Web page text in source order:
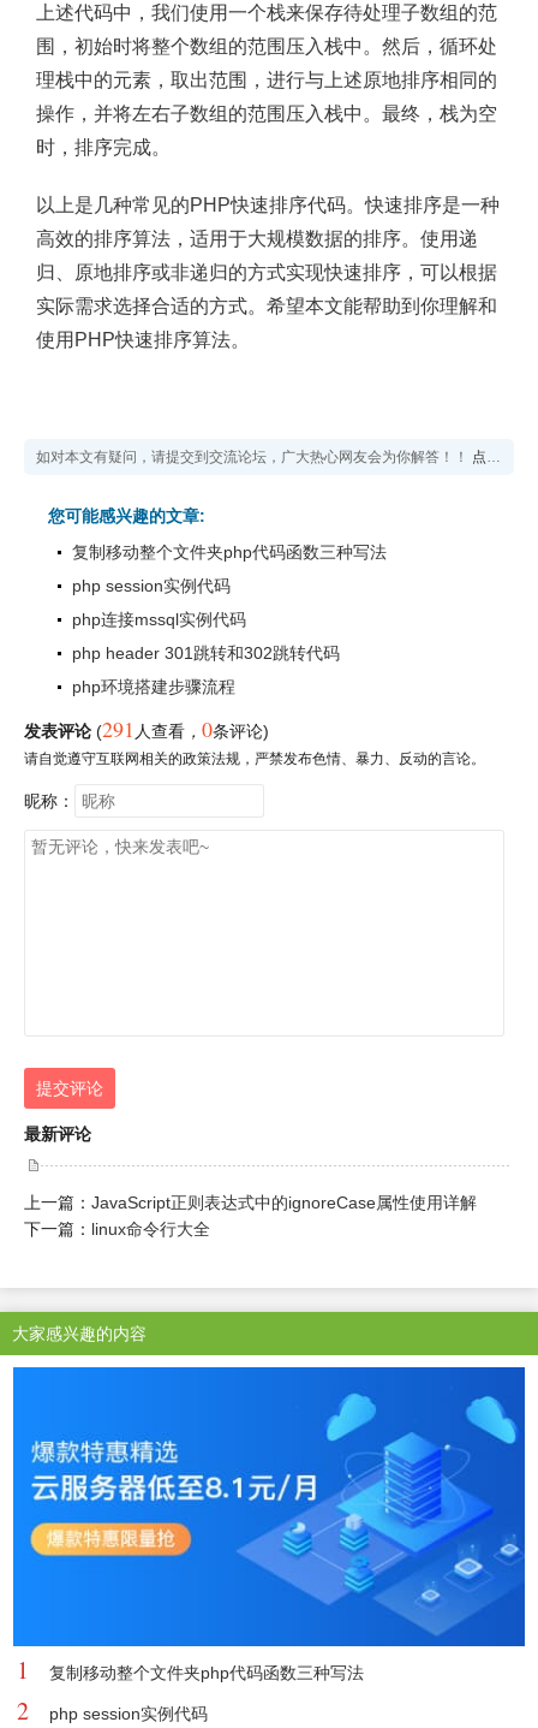
上述代码中，我们使用一个栈来保存待处理子数组的范
围，初始时将整个数组的范围压入栈中。然后，循环处
理栈中的元素，取出范围，进行与上述原地排序相同的
操作，并将左右子数组的范围压入栈中。最终，栈为空
时，排序完成。
以上是几种常见的PHP快速排序代码。快速排序是一种
高效的排序算法，适用于大规模数据的排序。使用递
归、原地排序或非递归的方式实现快速排序，可以根据
实际需求选择合适的方式。希望本文能帮助到你理解和
使用PHP快速排序算法。
如对本文有疑问，请提交到交流论坛，广大热心网友会为你解答！！ 点击进入论坛
您可能感兴趣的文章:
复制移动整个文件夹php代码函数三种写法
php session实例代码
php连接mssql实例代码
php header 301跳转和302跳转代码
php环境搭建步骤流程
发表评论 (291 人查看 ， 0条评论)
请自觉遵守互联网相关的政策法规，严禁发布色情、暴力、反动的言论。
昵称：
提交评论
最新评论
上一篇： JavaScript正则表达式中的ignoreCase属性使用详解
下一篇： linux命令行大全
大家感兴趣的内容
1 复制移动整个文件夹php代码函数三种写法
2 php session实例代码